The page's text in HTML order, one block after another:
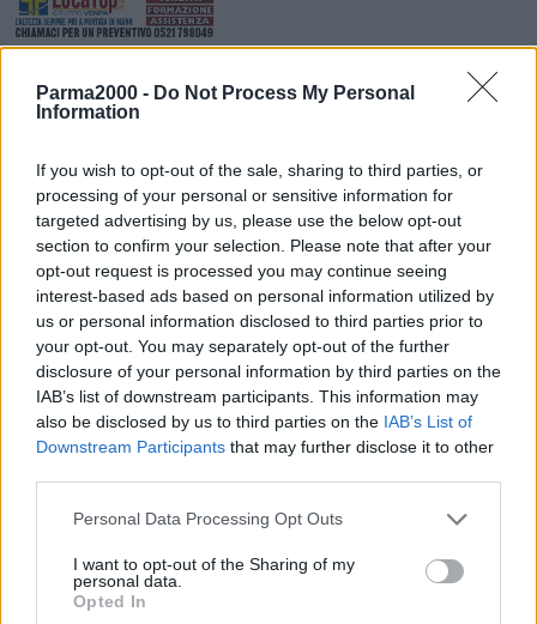
Parma2000 - Do Not Process My Personal
Information
If you wish to opt-out of the sale, sharing to third parties, or
processing of your personal or sensitive information for
targeted advertising by us, please use the below opt-out
section to confirm your selection. Please note that after your
opt-out request is processed you may continue seeing
interest-based ads based on personal information utilized by
us or personal information disclosed to third parties prior to
your opt-out. You may separately opt-out of the further
disclosure of your personal information by third parties on the
IAB’s list of downstream participants. This information may
also be disclosed by us to third parties on the IAB’s List of
Downstream Participants that may further disclose it to other
Personal Data Processing Opt Outs
I want to opt-out of the Sharing of my
personal data.
Opted In
Sulla A1 Milano-Napoli, per consentire lavori di ispezione delle
opere d’arte, previsti in orario notturno, a ridotta circolazione di
veicoli, dalle 22:00 di giovedì 9 alle 5:00 di venerdì 10 luglio, sarà
chiuso il tratto compreso tra Parma e l’allacciamento con la A15
Parma-La Spezia, verso Milano.
In alternativa, dopo l’uscita obbligatoria alla stazione di Parma, si
potrà percorrere la SP343 e la SS9 Via Emilia con rientro sulla A15
Parma-La Spezia, alla stazione di Parma ovest, da dove si potrà
proseguire in direzione della A1/Milano.